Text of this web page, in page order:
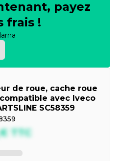
payez
frais !
de roue, cache roue
avec Iveco
SC58359
€TTC